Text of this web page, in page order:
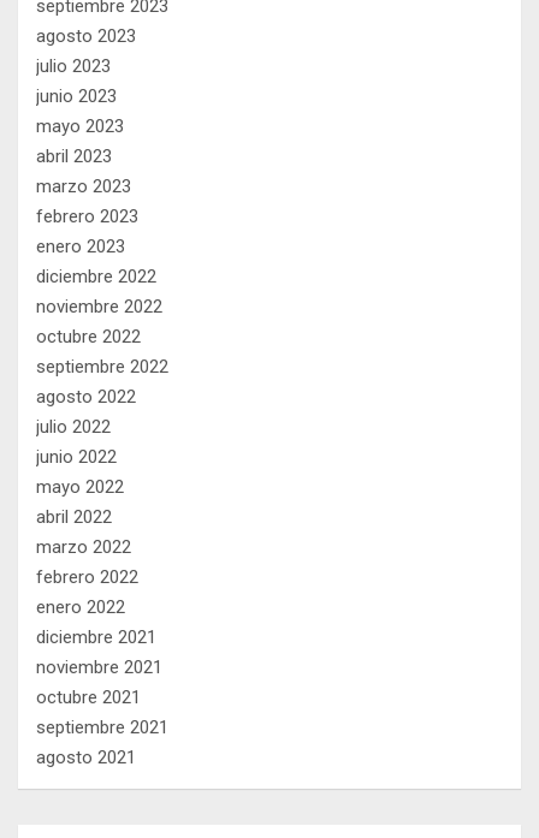
septiembre 2023
agosto 2023
julio 2023
junio 2023
mayo 2023
abril 2023
marzo 2023
febrero 2023
enero 2023
diciembre 2022
noviembre 2022
octubre 2022
septiembre 2022
agosto 2022
julio 2022
junio 2022
mayo 2022
abril 2022
marzo 2022
febrero 2022
enero 2022
diciembre 2021
noviembre 2021
octubre 2021
septiembre 2021
agosto 2021